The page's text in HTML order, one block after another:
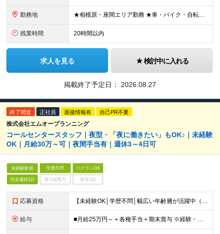
勤務地 ★相模原・座間エリア勤務 ★車・バイク・自転車通勤OK！ └駐車場・駐輪場完備で安心♪ 【相模物流センター】 神奈川県座間市広野台2-10-7 プロロジスパーク座間I内2F (変更の範囲)上記を除
残業時間 20時間以内
求人を見る 検討中に入れる
掲載終了予定日： 2026.08.27
終了間近 正社員 面接情報有 自己PR不要
株式会社エムオープランニング
コールセンタースタッフ｜夜型・「夜に働きたい」もOK♪｜未経験
OK｜月給30万～可｜夜間手当有｜週休3～4日可
未経験歓迎 学歴不問 ベテランOK
完全週休2日 賞与複数月 面接1回
応募資格 【未経験OK│学歴不問│幅広い年齢層が活躍中（20代/30代/40代/50代）】 ◇基本的なPCスキル（入力・検索など）をお持ちの方 ＼こんな方を歓迎します／ ◎販売・サービス経験者歓迎（落ち着いた
給与 ■月給25万円～＋各種手当＋期末賞与 ※経験・年齢・スキルを考慮し決定します ※深夜・土日・時間帯手当あり ※22時以降・夜勤・土日出勤で手当加算、月30万円以上も可 ※残業代は1分単位で全額支給し